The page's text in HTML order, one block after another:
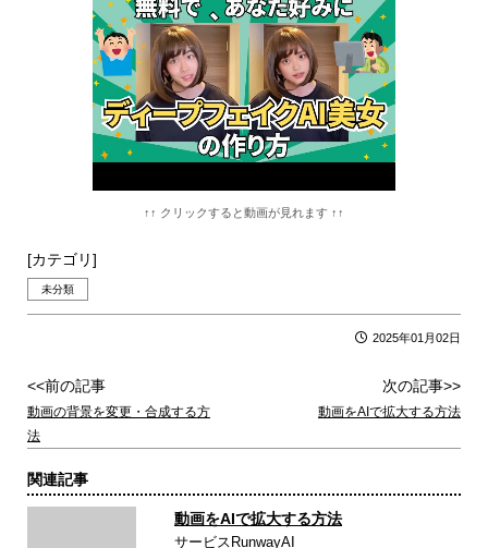
↑↑ クリックすると動画が見れます ↑↑
[カテゴリ]
未分類
2025年01月02日
<<前の記事
動画の背景を変更・合成する方
法
次の記事>>
動画をAIで拡大する方法
関連記事
動画をAIで拡大する方法
サービスRunwayAI